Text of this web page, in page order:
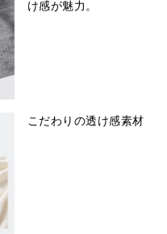
け感が魅力。
こだわりの透け感素材